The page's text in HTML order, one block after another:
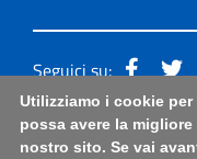
Seguici su:
Accessibilità: form
questa pagina|Note
Utilizziamo i cookie
possa avere la
nostro sito. Se vai